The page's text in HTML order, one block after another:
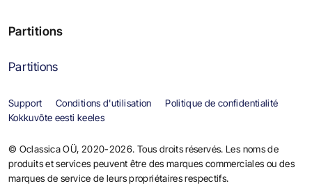
Partitions
Partitions
Support Conditions d'utilisation
Politique de confidentialité
Kokkuvõte eesti keeles
© Oclassica OÜ, 2020-2026. Tous droits réservés. Les noms de
produits et services peuvent être des marques commerciales ou des
marques de service de leurs propriétaires respectifs.